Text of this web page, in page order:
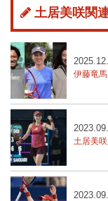
土居美咲関
伊藤竜馬、土居
土居美咲が現役